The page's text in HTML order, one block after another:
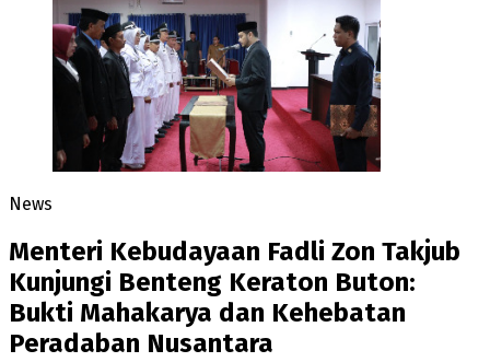
News
Menteri Kebudayaan Fadli Zon Takjub
Kunjungi Benteng Keraton Buton:
Bukti Mahakarya dan Kehebatan
Peradaban Nusantara